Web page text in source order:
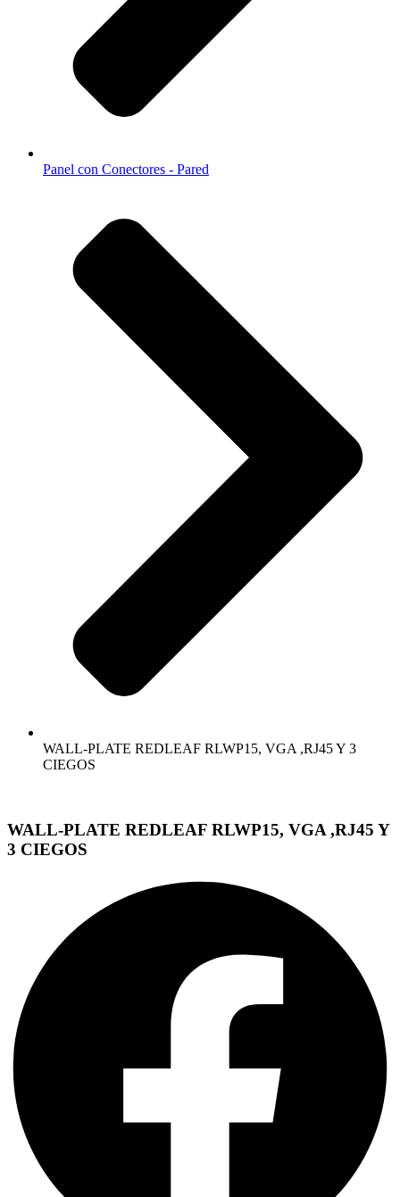
Panel con Conectores - Pared
WALL-PLATE REDLEAF RLWP15, VGA ,RJ45 Y 3
CIEGOS
WALL-PLATE REDLEAF RLWP15, VGA ,RJ45 Y
3 CIEGOS